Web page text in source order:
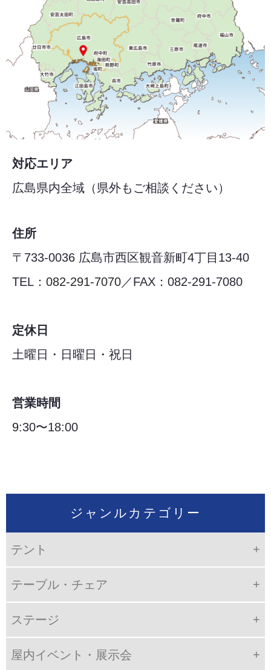
ジャンルカテゴリー
テント
テーブル・チェア
ステージ
屋内イベント・展示会
対応エリア
広島県内全域（県外もご相談ください）
住所
〒733-0036 広島市西区観音新町4丁目13-40
TEL： 082-291-7070／FAX：082-291-7080
定休日
土曜日・日曜日・祝日
営業時間
9:30〜18:00